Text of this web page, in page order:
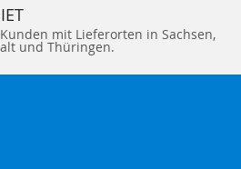
mit Lieferorten in Sachsen,
und Thüringen.